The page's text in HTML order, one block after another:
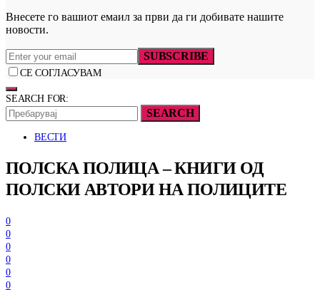
Внесете го вашиот емаил за први да ги добивате нашите
новости.
SUBSCRIBE
СЕ СОГЛАСУВАМ
SEARCH FOR:
SEARCH
ВЕСТИ
ПОЛСКА ПОЛИЦА – КНИГИ ОД
ПОЛСКИ АВТОРИ НА ПОЛИЦИТЕ
0
0
0
0
0
0